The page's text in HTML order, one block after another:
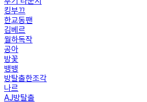
킹부끄
한교동팬
김베르
월하독작
공아
방꽃
뱅뱅
방탈출한조각
나르
AJ방탈출